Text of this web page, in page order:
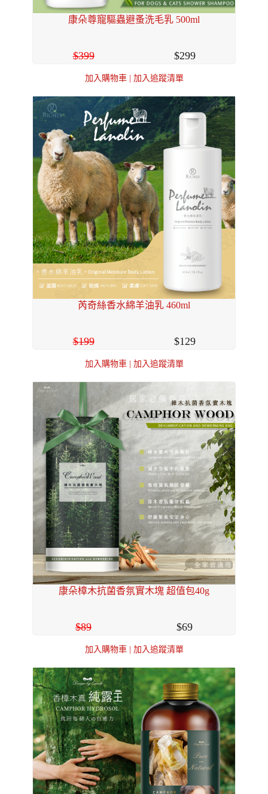
康朵尊寵驅蟲避蚤洗毛乳 500ml
399 299
加入購物車 | 加入追蹤清單
芮奇絲香水綿羊油乳 460ml
199 129
加入購物車 | 加入追蹤清單
康朵樟木抗菌香氛實木塊 超值包40g
89 69
加入購物車 | 加入追蹤清單